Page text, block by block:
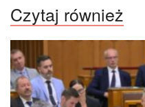
Czytaj również